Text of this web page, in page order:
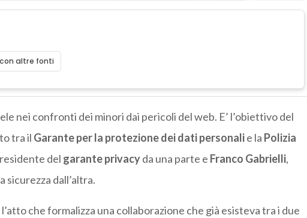
altre fonti
nei confronti dei minori dai pericoli del web. E’ l’obiettivo del
tra il Garante per la protezione dei dati personalie la Polizia
del garante privacyda una parte e Franco Gabrielli,
dall’altra.
l’atto che formalizza una collaborazione che già esisteva tra i due